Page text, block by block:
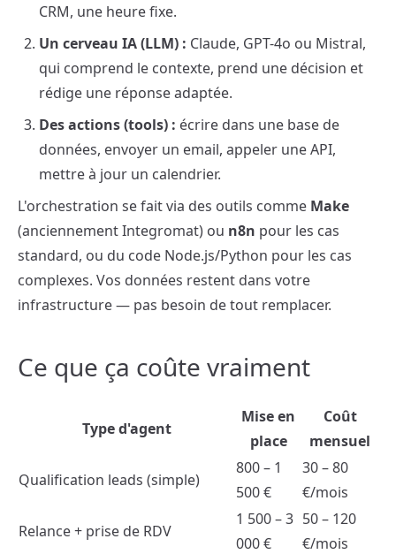
CRM, une heure fixe.
Un cerveau IA (LLM) : Claude, GPT-4o ou Mistral,
qui comprend le contexte, prend une décision et
rédige une réponse adaptée.
Des actions (tools) : écrire dans une base de
données, envoyer un email, appeler une API,
mettre à jour un calendrier.
L'orchestration se fait via des outils comme Make
(anciennement Integromat) ou n8n pour les cas
standard, ou du code Node.js/Python pour les cas
complexes. Vos données restent dans votre
infrastructure — pas besoin de tout remplacer.
Ce que ça coûte vraiment
Type d'agent
Mise en
place
Coût
mensuel
Qualification leads (simple)
800 – 1
500 €
30 – 80
€/mois
Relance + prise de RDV
1 500 – 3
000 €
50 – 120
€/mois